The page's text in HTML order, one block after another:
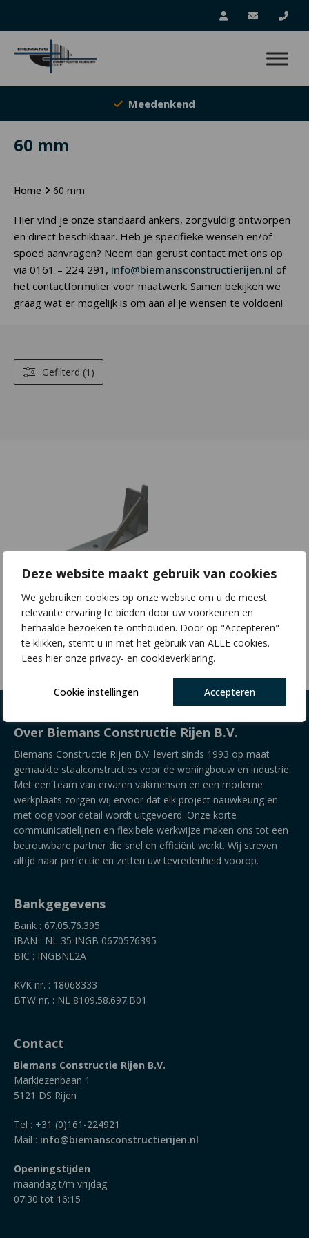
Deze website maakt gebruik van cookies
We gebruiken cookies op onze website om u de meest
relevante ervaring te bieden door uw voorkeuren en
herhaalde bezoeken te onthouden. Door op "Accepteren"
te klikken, stemt u in met het gebruik van ALLE cookies.
Lees hier onze privacy- en cookieverklaring.
Cookie instellingen Accepteren
Meedenkend
60 mm
Home 60 mm
Hier vind je onze standaard ankers, zorgvuldig ontworpen
en direct beschikbaar. Heb je specifieke wensen en/of
spoed aanvragen? Neem dan gerust contact met ons op
via 0161 – 224 291, Info@biemansconstructierijen.nl of
het contactformulier voor maatwerk. Samen bekijken we
graag wat er mogelijk is om aan al je wensen te voldoen!
Gefilterd (1)
F10 | S60x10 |
L400x150
€12,32
Over Biemans Constructie Rijen B.V.
Biemans Constructie Rijen B.V. levert sinds 1993 op maat
gemaakte staalconstructies voor de woningbouw en industrie.
Met een team van ervaren vakmensen en een moderne
werkplaats zorgen wij ervoor dat elk project nauwkeurig en
met oog voor detail wordt uitgevoerd. Onze korte
communicatielijnen en flexibele werkwijze maken ons tot een
betrouwbare partner die snel en efficiënt werkt. Wij streven
altijd naar perfectie en zetten uw tevredenheid voorop.
Bankgegevens
Bank : 67.05.76.395
IBAN : NL 35 INGB 0670576395
BIC : INGBNL2A
KVK nr. : 18068333
BTW nr. : NL 8109.58.697.B01
Contact
Biemans Constructie Rijen B.V.
Markiezenbaan 1
5121 DS Rijen
Tel : +31 (0)161-224921
Mail : info@biemansconstructierijen.nl
Openingstijden
maandag t/m vrijdag
07:30 tot 16:15